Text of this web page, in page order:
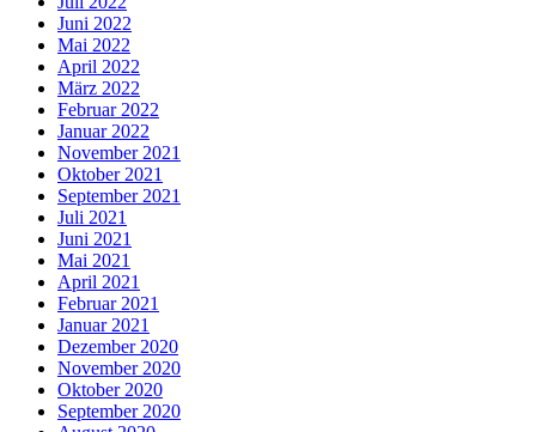
Juni 2022
Mai 2022
April 2022
März 2022
Februar 2022
Januar 2022
November 2021
Oktober 2021
September 2021
Juli 2021
Juni 2021
Mai 2021
April 2021
Februar 2021
Januar 2021
Dezember 2020
November 2020
Oktober 2020
September 2020